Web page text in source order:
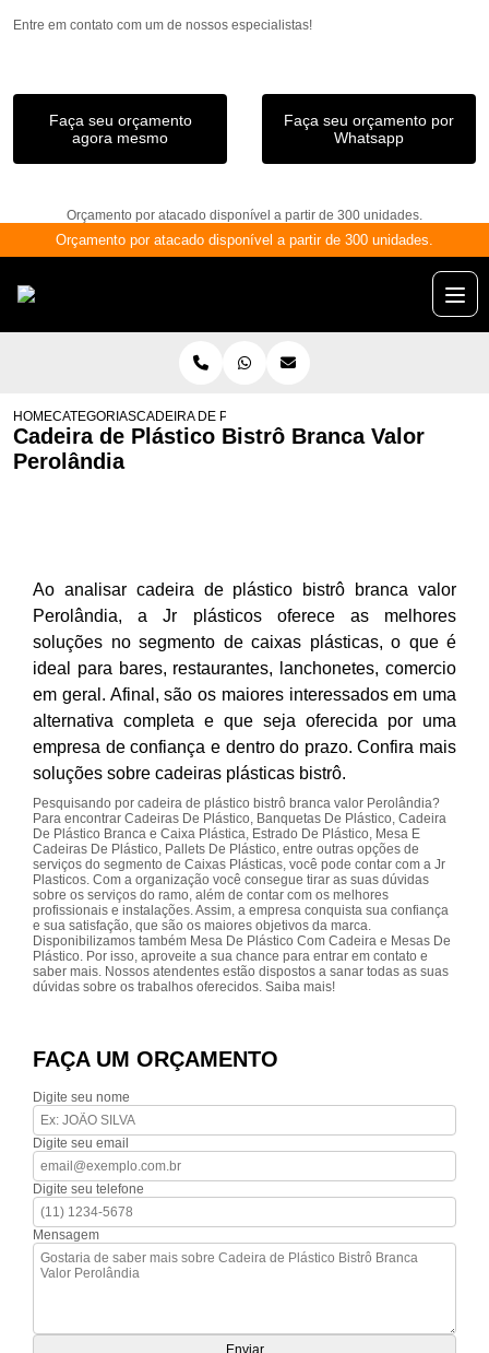
Entre em contato com um de nossos especialistas!
Faça seu orçamento
agora mesmo
Faça seu orçamento por
Whatsapp
Orçamento por atacado disponível a partir de 300 unidades.
Orçamento por atacado disponível a partir de 300 unidades.
HOMECATEGORIASCADEIRA DE PLÁSTICO BISTRÔ BRANCA VALOR
Cadeira de Plástico Bistrô Branca Valor
Perolândia
Ao analisar cadeira de plástico bistrô branca valor
Perolândia, a Jr plásticos oferece as melhores
soluções no segmento de caixas plásticas, o que é
ideal para bares, restaurantes, lanchonetes, comercio
em geral. Afinal, são os maiores interessados em uma
alternativa completa e que seja oferecida por uma
empresa de confiança e dentro do prazo. Confira mais
soluções sobre cadeiras plásticas bistrô.
Pesquisando por cadeira de plástico bistrô branca valor Perolândia?
Para encontrar Cadeiras De Plástico, Banquetas De Plástico, Cadeira
De Plástico Branca e Caixa Plástica, Estrado De Plástico, Mesa E
Cadeiras De Plástico, Pallets De Plástico, entre outras opções de
serviços do segmento de Caixas Plásticas, você pode contar com a Jr
Plasticos. Com a organização você consegue tirar as suas dúvidas
sobre os serviços do ramo, além de contar com os melhores
profissionais e instalações. Assim, a empresa conquista sua confiança
e sua satisfação, que são os maiores objetivos da marca.
Disponibilizamos também Mesa De Plástico Com Cadeira e Mesas De
Plástico. Por isso, aproveite a sua chance para entrar em contato e
saber mais. Nossos atendentes estão dispostos a sanar todas as suas
dúvidas sobre os trabalhos oferecidos. Saiba mais!
FAÇA UM ORÇAMENTO
Digite seu nome
Digite seu email
Digite seu telefone
Mensagem